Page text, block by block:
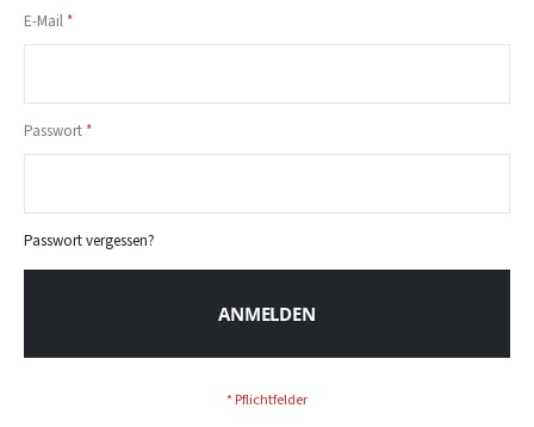
E-Mail
Passwort
Passwort vergessen?
ANMELDEN